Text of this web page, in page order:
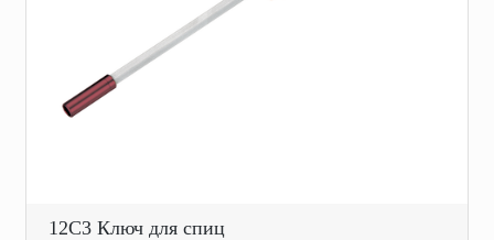
12C3 Ключ для спиц